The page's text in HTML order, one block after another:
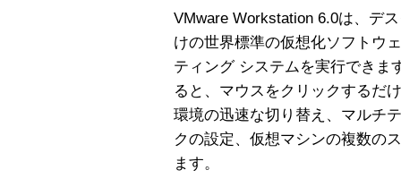
VMware Workstation 6.0は、デ
けの世界標準の仮想化ソフトウ
ティング システムを実行できま
ると、マウスをクリックするだ
環境の迅速な切り替え、マルチ
クの設定、仮想マシンの複数の
ます。